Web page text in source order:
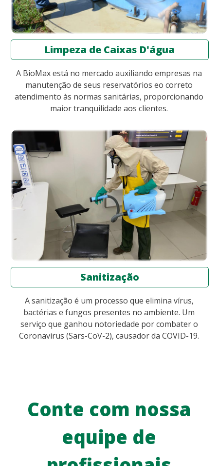
Limpeza de Caixas D'água
A BioMax está no mercado auxiliando empresas na
manutenção de seus reservatórios eo correto
atendimento às normas sanitárias, proporcionando
maior tranquilidade aos clientes.
Sanitização
A sanitização é um processo que elimina vírus,
bactérias e fungos presentes no ambiente. Um
serviço que ganhou notoriedade por combater o
Coronavirus (Sars-CoV-2), causador da COVID-19.
Conte com nossa
equipe de